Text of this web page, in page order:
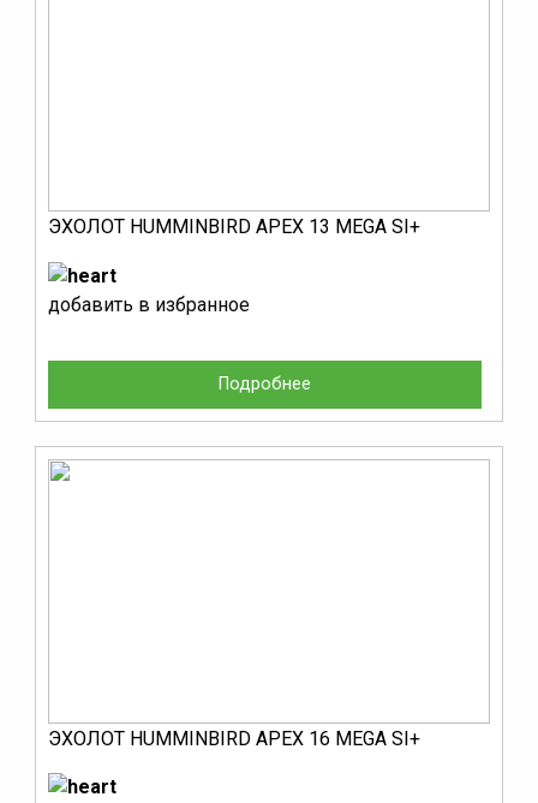
ЭХОЛОТ HUMMINBIRD APEX 13 MEGA SI+
Подробнее
добавить в избранное
ЭХОЛОТ HUMMINBIRD APEX 16 MEGA SI+